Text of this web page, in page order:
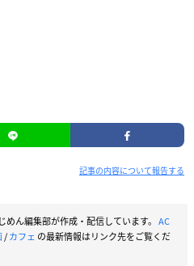
記事の内容について報告する
めん編集部が作成・配信しています。 AC
/カフェ の最新情報はリンク先をご覧くだ